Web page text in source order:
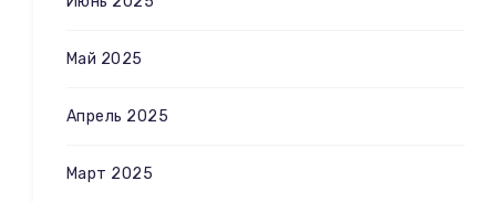
Май 2025
Апрель 2025
Март 2025